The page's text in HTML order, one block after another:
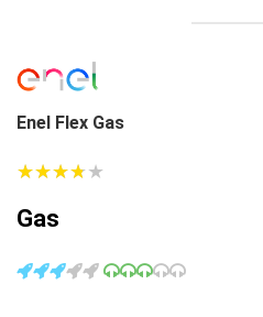
Enel Flex Gas
★★★★★
★★★★★
Gas